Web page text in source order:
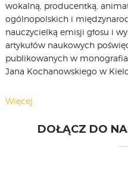
wokalną, producentką,
ogólnopolskich i
nauczycielką emisji głosu i
artykułów naukowych
publikowanych w
Jana Kochanowskiego w
Więcej
DOŁĄCZ DO